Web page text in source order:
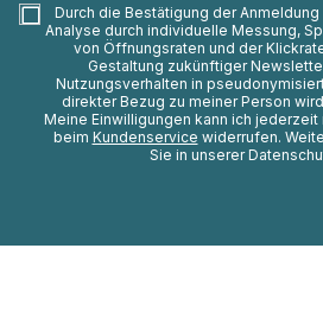
Durch die Bestätigung der
Analyse durch individuelle Messung,
von Öffnungsraten und der
Gestaltung zukünftiger
Nutzungsverhalten in
direkter Bezug zu meiner Person
Meine Einwilligungen kann ich
beim Kundenservice widerrufen.
Sie in unserer